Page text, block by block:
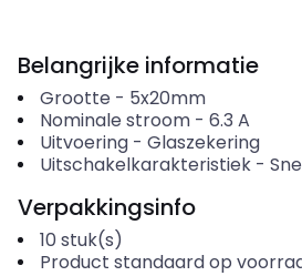
Belangrijke informatie
Grootte - 5x20mm
Nominale stroom- 6.3 A
Uitvoering- Glaszekering
Uitschakelkarakteristiek-
Verpakkingsinfo
10 stuk(s)
Product standaard op